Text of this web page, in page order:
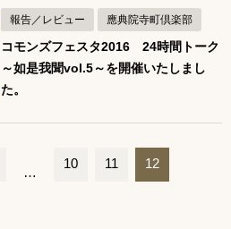
報告／レビュー 應典院寺町倶楽部
コモンズフェスタ2016 24時間トーク
～如是我聞vol.5～を開催いたしまし
た。
…
10 11 12